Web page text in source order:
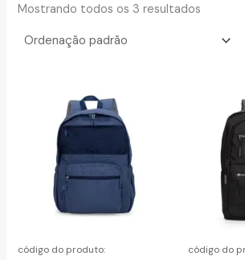
Mostrando todos os 3 resultados
código do produto:
código do